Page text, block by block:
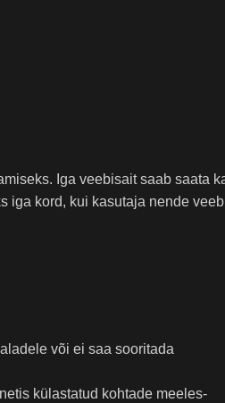
Iga veebisait saab saata
iga kord, kui kasutaja nende
või ei saa sooritada
külastatud kohtade meeles-